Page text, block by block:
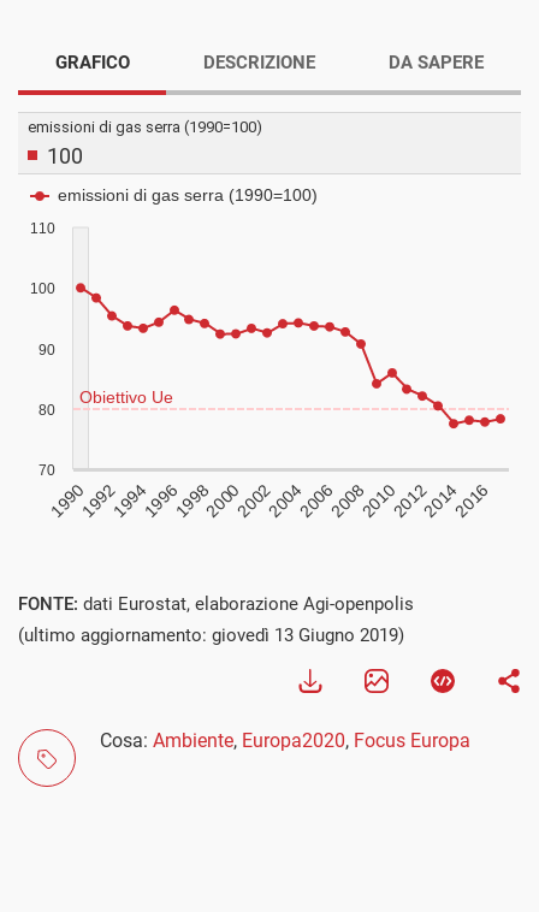
GRAFICO DESCRIZIONE DA SAPERE
FONTE: dati Eurostat, elaborazione Agi-openpolis
(ultimo aggiornamento: giovedì 13 Giugno 2019)
Cosa: Ambiente, Europa2020, Focus Europa